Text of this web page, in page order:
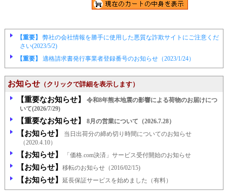
【重要】
弊社の会社情報を勝手に使用した悪質な詐欺サイトにご注意くだ
さい(2023/5/2)
【重要】
適格請求書発行事業者登録番号のお知らせ（2023/1/24）
お知らせ （クリックで詳細を表示します）
【重要なお知らせ】
令和8年熊本地震の影響による荷物のお届けにつ
いて(2026/7/29)
【重要なお知らせ】 8月の営業について（2026.7.28）
【お知らせ】
当日出荷分の締め切り時間についてのお知らせ
（2020.4.10）
【お知らせ】 「価格.com決済」サービス受付開始のお知らせ
【お知らせ】 移転のお知らせ（2016/02/15)
【お知らせ】 延長保証サービスを始めました（有料）